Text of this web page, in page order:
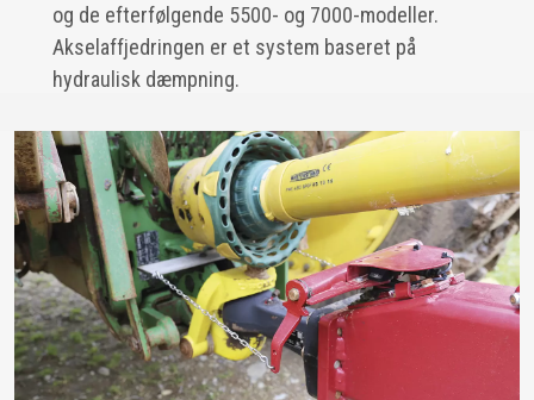
og de efterfølgende 5500- og 7000-modeller.
Akselaffjedringen er et system baseret på
hydraulisk dæmpning.